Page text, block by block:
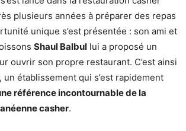
plusieurs années à préparer des repas
unique s’est présentée : son ami et
Shaul Balbul lui a proposé un
ouvrir son propre restaurant. C’est ainsi
, un établissement qui s’est rapidement
référence incontournable de la
casher.